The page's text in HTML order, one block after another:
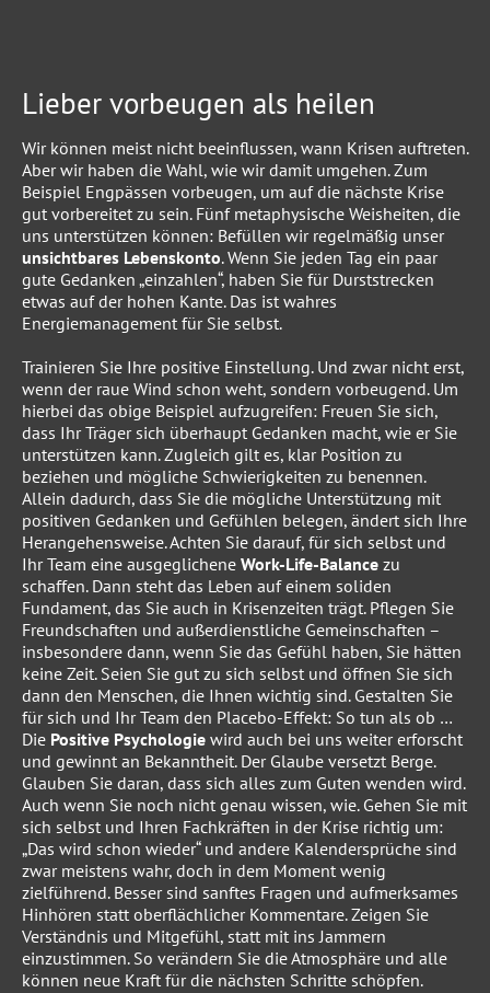
Lieber vorbeugen als heilen
Wir können meist nicht beeinflussen, wann Krisen auftreten.
Aber wir haben die Wahl, wie wir damit umgehen. Zum
Beispiel Engpässen vorbeugen, um auf die nächste Krise
gut vorbereitet zu sein. Fünf metaphysische Weisheiten, die
uns unterstützen können: Befüllen wir regelmäßig unser
unsichtbares Lebenskonto. Wenn Sie jeden Tag ein paar
gute Gedanken „einzahlen“, haben Sie für Durststrecken
etwas auf der hohen Kante. Das ist wahres
Energiemanagement für Sie selbst.
Trainieren Sie Ihre positive Einstellung. Und zwar nicht erst,
wenn der raue Wind schon weht, sondern vorbeugend. Um
hierbei das obige Beispiel aufzugreifen: Freuen Sie sich,
dass Ihr Träger sich überhaupt Gedanken macht, wie er Sie
unterstützen kann. Zugleich gilt es, klar Position zu
beziehen und mögliche Schwierigkeiten zu benennen.
Allein dadurch, dass Sie die mögliche Unterstützung mit
positiven Gedanken und Gefühlen belegen, ändert sich Ihre
Herangehensweise. Achten Sie darauf, für sich selbst und
Ihr Team eine ausgeglichene Work-Life-Balance zu
schaffen. Dann steht das Leben auf einem soliden
Fundament, das Sie auch in Krisenzeiten trägt. Pflegen Sie
Freundschaften und außerdienstliche Gemeinschaften –
insbesondere dann, wenn Sie das Gefühl haben, Sie hätten
keine Zeit. Seien Sie gut zu sich selbst und öffnen Sie sich
dann den Menschen, die Ihnen wichtig sind. Gestalten Sie
für sich und Ihr Team den Placebo-Effekt: So tun als ob …
Die Positive Psychologie wird auch bei uns weiter erforscht
und gewinnt an Bekanntheit. Der Glaube versetzt Berge.
Glauben Sie daran, dass sich alles zum Guten wenden wird.
Auch wenn Sie noch nicht genau wissen, wie. Gehen Sie mit
sich selbst und Ihren Fachkräften in der Krise richtig um:
„Das wird schon wieder“ und andere Kalendersprüche sind
zwar meistens wahr, doch in dem Moment wenig
zielführend. Besser sind sanftes Fragen und aufmerksames
Hinhören statt oberflächlicher Kommentare. Zeigen Sie
Verständnis und Mitgefühl, statt mit ins Jammern
einzustimmen. So verändern Sie die Atmosphäre und alle
können neue Kraft für die nächsten Schritte schöpfen.